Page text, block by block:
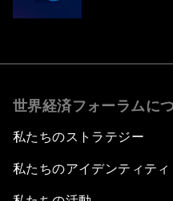
世界経済フォーラムに
私たちのストラテジー
私たちのアイデンティティ